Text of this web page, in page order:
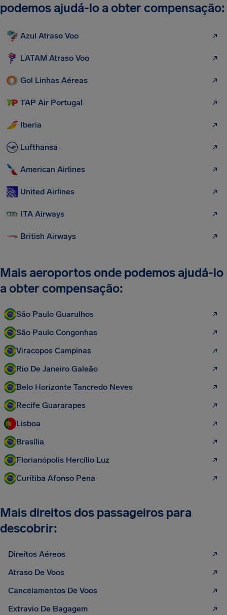
podemos ajudá-lo a obter compensação:
Azul Atraso Voo
LATAM Atraso Voo
Gol Linhas Aéreas
TAP Air Portugal
Iberia
Lufthansa
American Airlines
United Airlines
ITA Airways
British Airways
Mais aeroportos onde podemos ajudá-lo
a obter compensação:
São Paulo Guarulhos
São Paulo Congonhas
Viracopos Campinas
Rio De Janeiro Galeão
Belo Horizonte Tancredo Neves
Recife Guararapes
Lisboa
Brasília
Florianópolis Hercílio Luz
Curitiba Afonso Pena
Mais direitos dos passageiros para
descobrir:
Direitos Aéreos
Atraso De Voos
Cancelamentos De Voos
Extravio De Bagagem